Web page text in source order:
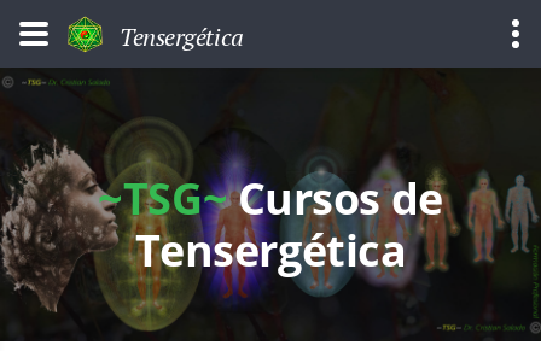
Tensergética
~TSG~Cursos de
Tensergética